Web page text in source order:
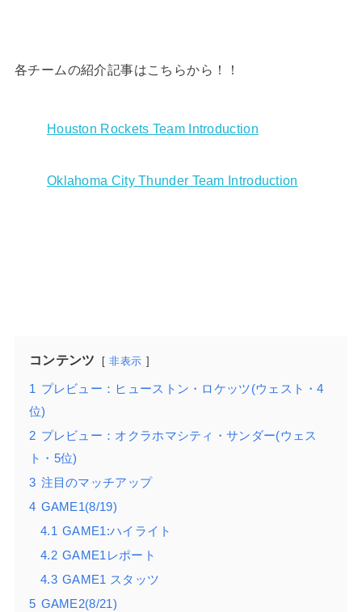
各チームの紹介記事はこちらから！！
Houston Rockets Team Introduction
Oklahoma City Thunder Team Introduction
コンテンツ 非表示
1 プレビュー：ヒューストン・ロケッツ(ウェスト・4
位)
2 プレビュー：オクラホマシティ・サンダー(ウェス
ト・5位)
3 注目のマッチアップ
4 GAME1(8/19)
4.1 GAME1:ハイライト
4.2 GAME1レポート
4.3 GAME1 スタッツ
5 GAME2(8/21)